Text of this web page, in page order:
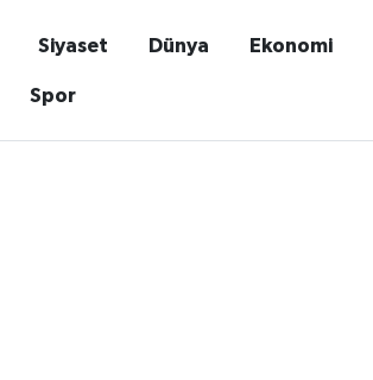
Siyaset Dünya Ekonomi
Spor